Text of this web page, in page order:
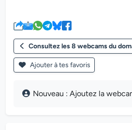
Consultez les 8 webcams du
Ajouter à tes favoris
Nouveau : Ajoutez la